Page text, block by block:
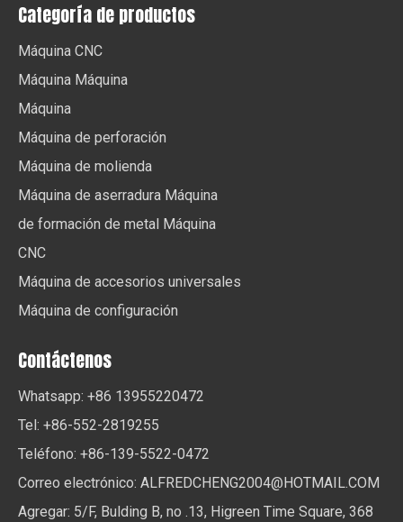
Categoría de productos
Máquina CNC
Máquina Máquina
Máquina
Máquina de perforación
Máquina de molienda
Máquina de aserradura Máquina
de formación de metal Máquina
CNC
Máquina de accesorios universales
Máquina de configuración
Contáctenos
Whatsapp: +86 13955220472
Tel: +86-552-2819255
Teléfono: +86-139-5522-0472
Correo electrónico: ALFREDCHENG2004@HOTMAIL.COM
Agregar: 5/F, Bulding B, no .13, Higreen Time Square, 368